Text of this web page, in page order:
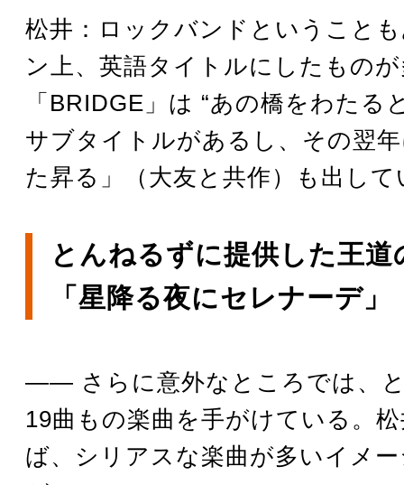
松井：ロックバンドということ
ン上、英語タイトルにしたもの
「BRIDGE」は “あの橋をわたる
サブタイトルがあるし、その翌
た昇る」（大友と共作）も出して
とんねるずに提供した王道
「星降る夜にセレナーデ」
―― さらに意外なところでは、
19曲もの楽曲を手がけている。
ば、シリアスな楽曲が多いイメ